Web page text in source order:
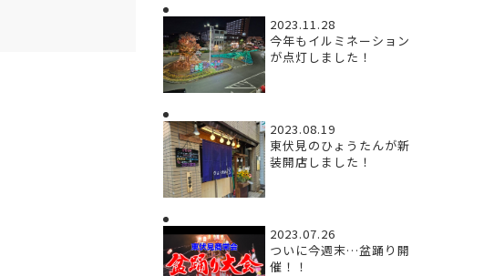
2023.11.28
今年もイルミネーション
が点灯しました！
2023.08.19
東伏見のひょうたんが新
装開店しました！
2023.07.26
ついに今週末…盆踊り開
催！！